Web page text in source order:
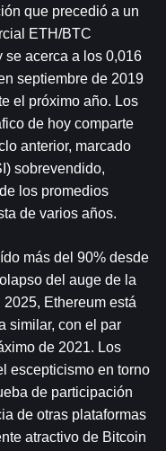
que precedió a un
ETH/BTC
se acerca a los 0,016
septiembre de 2019
el próximo año. Los
de hoy comparte
anterior, marcado
sobrevendido,
los promedios
de varios años.
más del 90% desde
del auge de la
Ethereum está
similar, con el par
de 2021. Los
escepticismo en torno
de participación
de otras plataformas
atractivo de Bitcoin